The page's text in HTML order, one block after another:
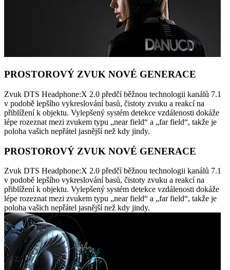
PROSTOROVÝ ZVUK NOVÉ GENERACE
Zvuk DTS Headphone:X 2.0 předčí běžnou technologii kanálů 7.1
v podobě lepšího vykreslování basů, čistoty zvuku a reakcí na
přiblížení k objektu. Vylepšený systém detekce vzdálenosti dokáže
lépe rozeznat mezi zvukem typu „near field“ a „far field“, takže je
poloha vašich nepřátel jasnější než kdy jindy.
PROSTOROVÝ ZVUK NOVÉ GENERACE
Zvuk DTS Headphone:X 2.0 předčí běžnou technologii kanálů 7.1
v podobě lepšího vykreslování basů, čistoty zvuku a reakcí na
přiblížení k objektu. Vylepšený systém detekce vzdálenosti dokáže
lépe rozeznat mezi zvukem typu „near field“ a „far field“, takže je
poloha vašich nepřátel jasnější než kdy jindy.